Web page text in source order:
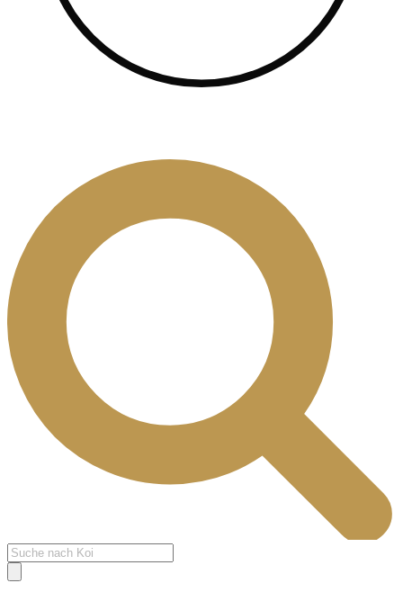
Products
search